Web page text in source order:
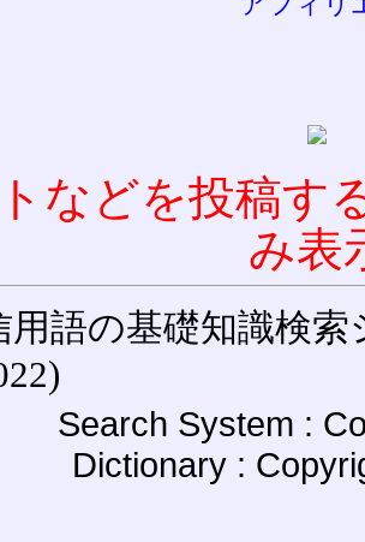
などを投稿す
み表
用語の基礎知識検索
Search System :
Dictionary :